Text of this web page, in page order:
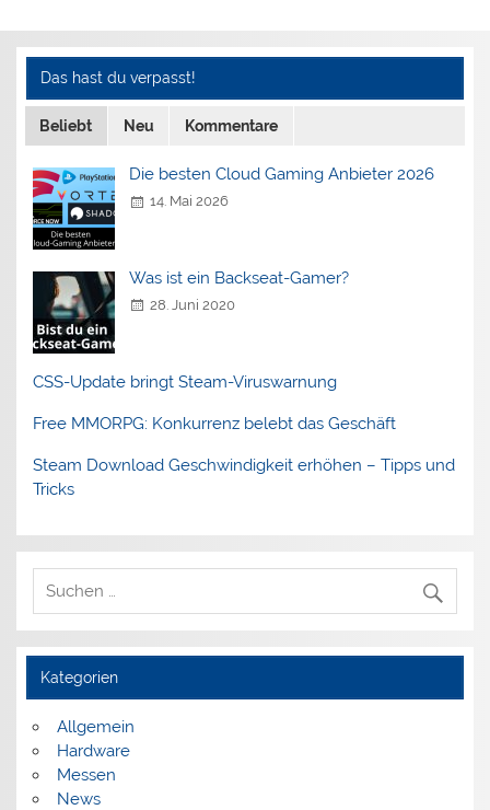
Das hast du verpasst!
Beliebt Neu Kommentare
Die besten Cloud Gaming Anbieter 2026
14. Mai 2026
Was ist ein Backseat-Gamer?
28. Juni 2020
CSS-Update bringt Steam-Viruswarnung
Free MMORPG: Konkurrenz belebt das Geschäft
Steam Download Geschwindigkeit erhöhen – Tipps und
Tricks
Kategorien
Allgemein
Hardware
Messen
News